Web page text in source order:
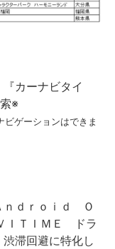
カーナビタイ
※
ビゲーションはできま
ｎｄｒｏｉｄ Ｏ
ＩＴＩＭＥ ドラ
滞回避に特化し